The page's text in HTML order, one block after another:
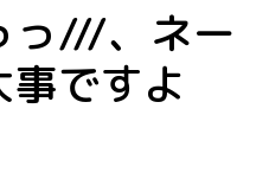
っ///、ネー
ですよ